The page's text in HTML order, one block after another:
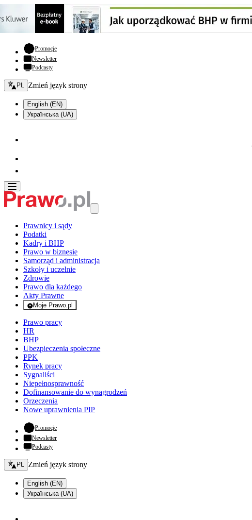
Promocje- otwiera się w nowej karcie
Newsletter
Podcasty
Zmień język - bieżący:
PL Zmień język strony
English (EN)
Українська (UA)
Prawnicy i sądy
Podatki
Kadry i BHP
Prawo w biznesie
Samorząd i administracja
Szkoły i uczelnie
Zdrowie
Prawo dla każdego
Akty Prawne
Moje Prawo.pl
- rejestracja i logowanie do serwisu
Prawo pracy
HR
BHP
Ubezpieczenia społeczne
PPK
Rynek pracy
Sygnaliści
Niepełnosprawność
Dofinansowanie do wynagrodzeń
Orzeczenia
Nowe uprawnienia PIP
Promocje- otwiera się w nowej karcie
Newsletter
Podcasty
Zmień język - bieżący:
PL Zmień język strony
English (EN)
Українська (UA)